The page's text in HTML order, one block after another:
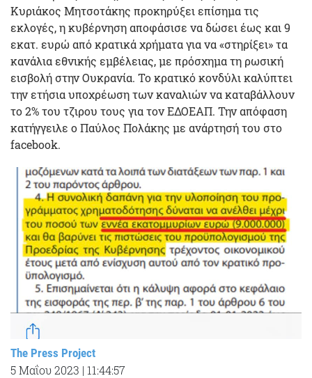
Κυριάκος Μητσοτάκης προκηρύξει επίσημα τις
εκλογές, η κυβέρνηση αποφάσισε να δώσει έως και 9
εκατ. ευρώ από κρατικά χρήματα για να «στηρίξει» τα
κανάλια εθνικής εμβέλειας, με πρόσχημα τη ρωσική
εισβολή στην Ουκρανία. Το κρατικό κονδύλι καλύπτει
την ετήσια υποχρέωση των καναλιών να καταβάλλουν
το 2% του τζιρου τους για τον ΕΔΟΕΑΠ. Την απόφαση
κατήγγειλε ο Παύλος Πολάκης με ανάρτησή του στο
facebook.
The Press Project
5 Μαΐου 2023 | 11:44:57